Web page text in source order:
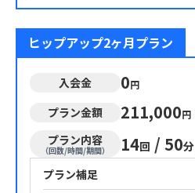
ヒップアップ2ヶ月プラン
入会金 0円
プラン金額 211,000円
プラン内容
（回数/時間/期間） 14回 / 50分
プラン補足